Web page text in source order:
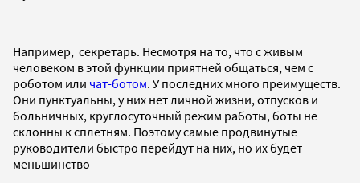
Например, секретарь. Несмотря на то, что с живым
человеком в этой функции приятней общаться, чем с
роботом или чат-ботом. У последних много преимуществ.
Они пунктуальны, у них нет личной жизни, отпусков и
больничных, круглосуточный режим работы, боты не
склонны к сплетням. Поэтому самые продвинутые
руководители быстро перейдут на них, но их будет
меньшинство